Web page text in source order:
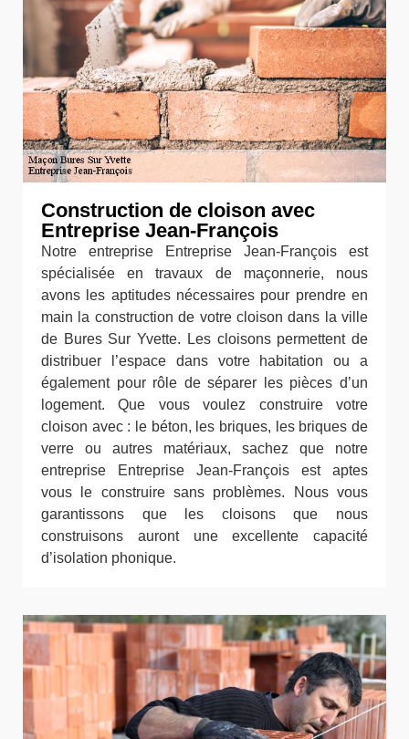
Construction de cloison avec
Entreprise Jean-François
Notre entreprise Entreprise Jean-François est
spécialisée en travaux de maçonnerie, nous
avons les aptitudes nécessaires pour prendre en
main la construction de votre cloison dans la ville
de Bures Sur Yvette. Les cloisons permettent de
distribuer l’espace dans votre habitation ou a
également pour rôle de séparer les pièces d’un
logement. Que vous voulez construire votre
cloison avec : le béton, les briques, les briques de
verre ou autres matériaux, sachez que notre
entreprise Entreprise Jean-François est aptes
vous le construire sans problèmes. Nous vous
garantissons que les cloisons que nous
construisons auront une excellente capacité
d’isolation phonique.